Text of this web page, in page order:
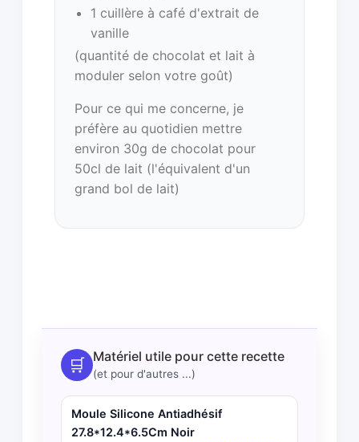
1 cuillère à café d'extrait de
vanille
(quantité de chocolat et lait à
moduler selon votre goût)
Pour ce qui me concerne, je
préfère au quotidien mettre
environ 30g de chocolat pour
50cl de lait (l'équivalent d'un
grand bol de lait)
🛒 Matériel utile pour cette recette
(et pour d'autres ...)
Moule Silicone Antiadhésif
27.8*12.4*6.5Cm Noir